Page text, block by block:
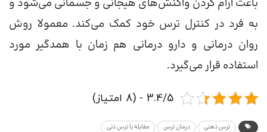
باعث آرام کردن واکنش‌های هیجانی و جسمانی می‌شود و
به فرد در کنترل ترس خود کمک می‌کند. معمولا روش
روان درمانی و دارو درمانی هم زمان با همدگیر مورد
استفاده قرار می‌گیرد.
3.4/5 - (8 امتیاز)
ترس ذهنی درمان ترس مقابله با ترس ذنی